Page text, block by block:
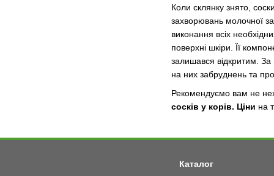
Коли склянку знято,
захворювань молочної
виконання всіх
поверхні шкіри. Її
залишався відкритим. За
на них забруднень та
Рекомендуємо вам не
сосків у корів. Ціни на
Каталог